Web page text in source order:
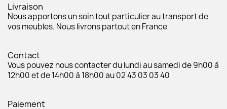
Livraison
Nous apportons un soin tout particulier au transport de
vos meubles. Nous livrons partout en France
Contact
Vous pouvez nous contacter du lundi au samedi de 9h00 à
12h00 et de 14h00 à 18h00 au 02 43 03 03 40
Paiement